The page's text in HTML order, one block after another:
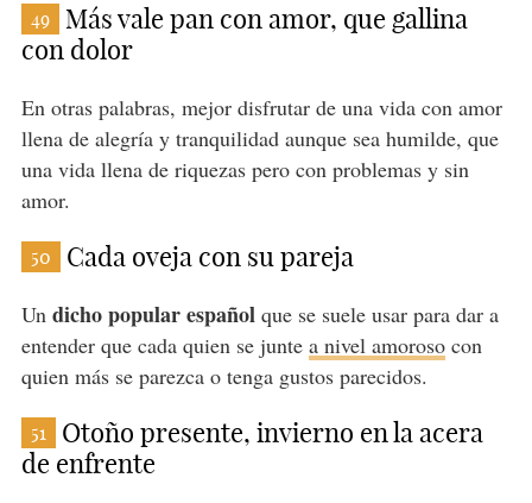
49
Más vale pan con amor, que gallina
con dolor
En otras palabras, mejor disfrutar de una vida con amor
llena de alegría y tranquilidad aunque sea humilde, que
una vida llena de riquezas pero con problemas y sin
amor.
50 Cada oveja con su pareja
Undicho popular español que se suele usar para dar a
entender que cada quien se junte a nivel amorosocon
quien más se parezca o tenga gustos parecidos.
51
Otoño presente, invierno en la acera
de enfrente